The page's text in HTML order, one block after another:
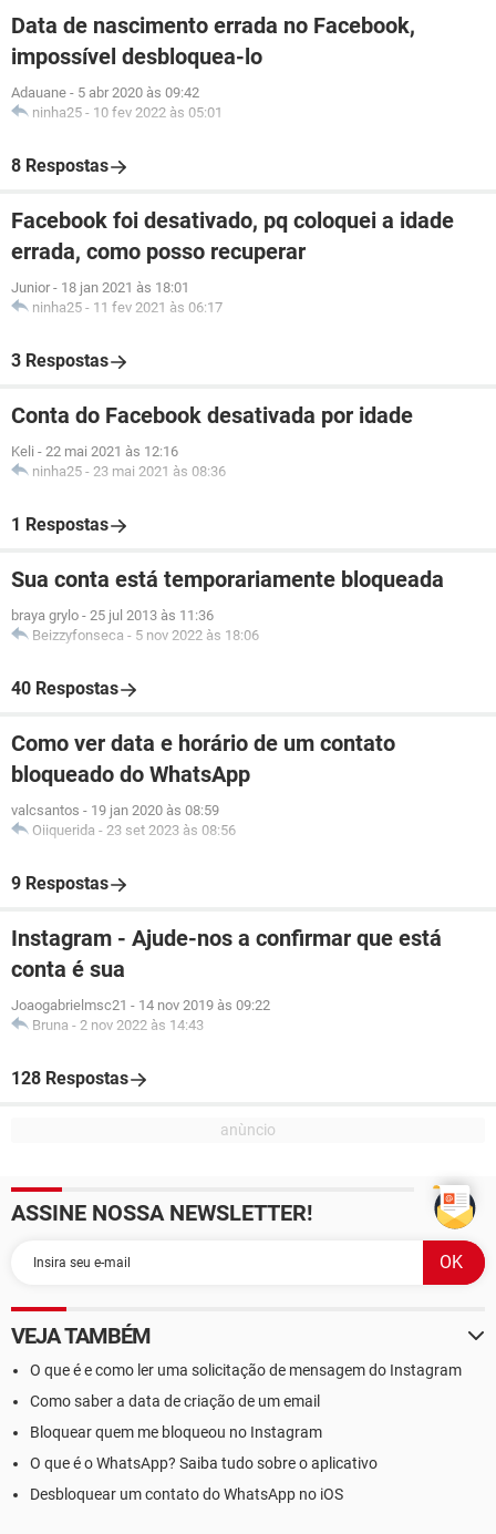
Data de nascimento errada no Facebook,
impossível desbloquea-lo
Adauane - 5 abr 2020 às 09:42
ninha25 - 10 fev 2022 às 05:01
8 Respostas
Facebook foi desativado, pq coloquei a idade
errada, como posso recuperar
Junior - 18 jan 2021 às 18:01
ninha25 - 11 fev 2021 às 06:17
3 Respostas
Conta do Facebook desativada por idade
Keli - 22 mai 2021 às 12:16
ninha25 - 23 mai 2021 às 08:36
1 Respostas
Sua conta está temporariamente bloqueada
braya grylo - 25 jul 2013 às 11:36
Beizzyfonseca - 5 nov 2022 às 18:06
40 Respostas
Como ver data e horário de um contato
bloqueado do WhatsApp
valcsantos - 19 jan 2020 às 08:59
Oiiquerida - 23 set 2023 às 08:56
9 Respostas
Instagram - Ajude-nos a confirmar que está
conta é sua
Joaogabrielmsc21 - 14 nov 2019 às 09:22
Bruna - 2 nov 2022 às 14:43
128 Respostas
ASSINE NOSSA NEWSLETTER!
VEJA TAMBÉM
O que é e como ler uma solicitação de mensagem do Instagram
Como saber a data de criação de um email
Bloquear quem me bloqueou no Instagram
O que é o WhatsApp? Saiba tudo sobre o aplicativo
Desbloquear um contato do WhatsApp no iOS